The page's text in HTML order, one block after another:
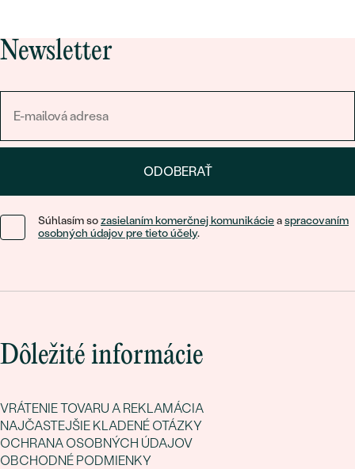
Newsletter
ODOBERAŤ
Súhlasím sozasielaním komerčnej komunikácieaspracovaním
osobných údajov pre tieto účely.
Dôležité informácie
VRÁTENIE TOVARU A REKLAMÁCIA
NAJČASTEJŠIE KLADENÉ OTÁZKY
OCHRANA OSOBNÝCH ÚDAJOV
OBCHODNÉ PODMIENKY